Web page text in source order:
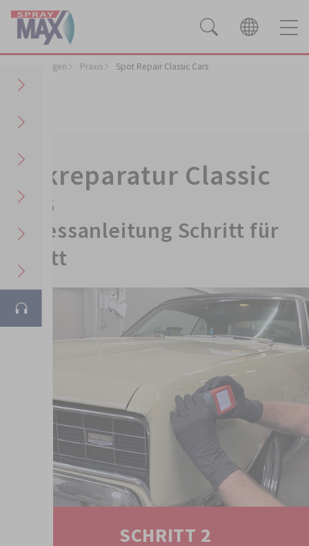
Anwendungen Praxis Spot Repair Classic Cars
Lackreparatur Classic
Cars
Prozessanleitung Schritt für
Schritt
SCHRITT 2